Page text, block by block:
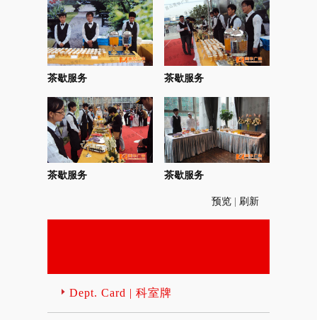
茶歇服务 茶歇服务
茶歇服务 茶歇服务
预览 | 刷新
Dept. Card | 科室牌